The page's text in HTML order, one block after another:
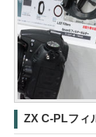
ZX C-PLフィ